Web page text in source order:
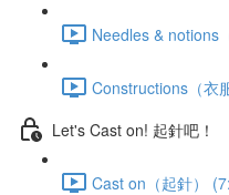
Needles & notions
Constructions（衣
Let's Cast on! 起針吧！
Cast on（起針）